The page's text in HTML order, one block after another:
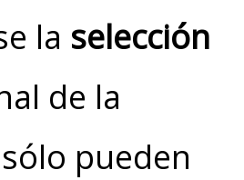
la selección
de la
pueden